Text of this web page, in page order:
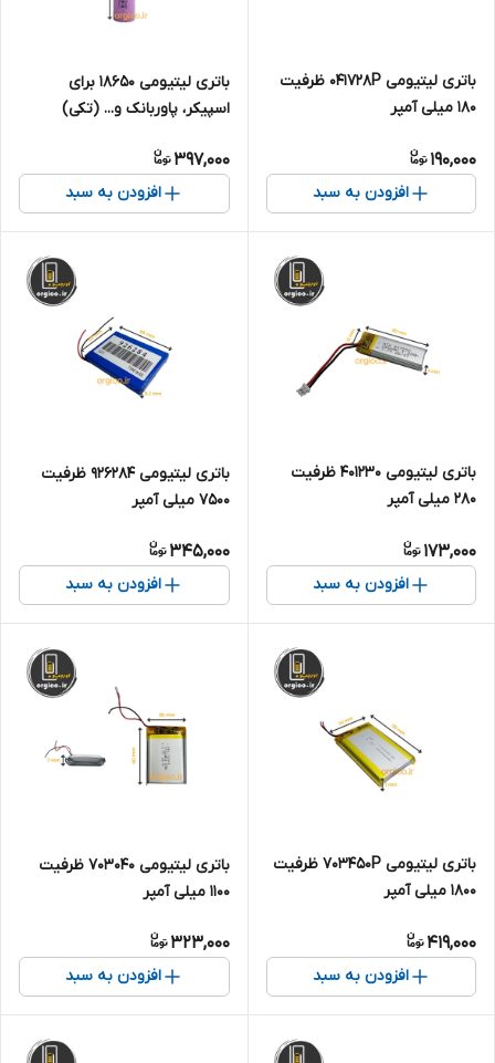
باتری لیتیومی 041728P ظرفیت
180 میلی آمپر
190,000
افزودن به سبد
باتری لیتیومی 18650 برای
اسپیکر، پاوربانک و... (تکی)
397,000
افزودن به سبد
باتری لیتیومی 401230 ظرفیت
280 میلی آمپر
173,000
افزودن به سبد
باتری لیتیومی 926284 ظرفیت
7500 میلی آمپر
345,000
افزودن به سبد
باتری لیتیومی 703450P ظرفیت
1800 میلی آمپر
419,000
افزودن به سبد
باتری لیتیومی 703040 ظرفیت
1100 میلی آمپر
323,000
افزودن به سبد